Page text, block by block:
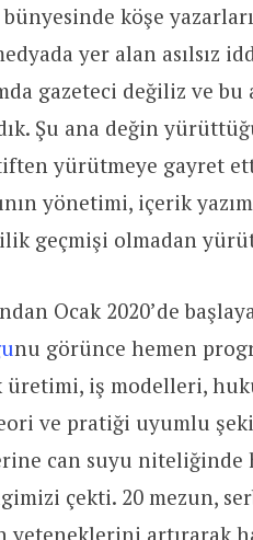
köşe
yer alan asılsız
gazeteci değiliz ve bu
Şu ana değin
yürütmeye gayret
yönetimi, içerik
geçmişi olmadan
Ocak 2020’de
nu görünce hemen
üretimi, iş modelleri,
ve pratiği uyumlu
can suyu niteliğinde
çekti. 20 mezun,
yeteneklerini artırarak